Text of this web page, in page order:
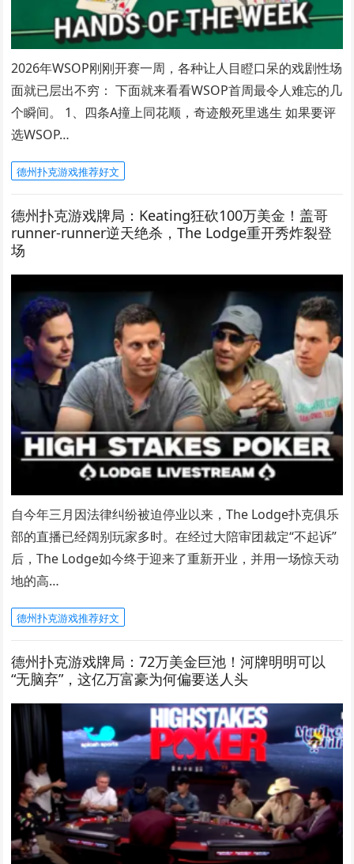
2026年WSOP刚刚开赛一周，各种让人目瞪口呆的戏剧性场
面就已层出不穷： 下面就来看看WSOP首周最令人难忘的几
个瞬间。 1、四条A撞上同花顺，奇迹般死里逃生 如果要评
选WSOP…
德州扑克游戏推荐好文
德州扑克游戏牌局：Keating狂砍100万美金！盖哥
runner-runner逆天绝杀，The Lodge重开秀炸裂登
场
自今年三月因法律纠纷被迫停业以来，The Lodge扑克俱乐
部的直播已经阔别玩家多时。在经过大陪审团裁定“不起诉”
后，The Lodge如今终于迎来了重新开业，并用一场惊天动
地的高…
德州扑克游戏推荐好文
德州扑克游戏牌局：72万美金巨池！河牌明明可以
“无脑弃”，这亿万富豪为何偏要送人头